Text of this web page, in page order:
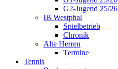
G2-Jugend 25/26
IB Westphal
Spielbetrieb
Chronik
Alte Herren
Termine
Tennis